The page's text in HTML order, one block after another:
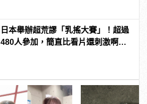
日本舉辦超荒謬「乳搖大賽」！超過
480人參加，簡直比看片還刺激啊！ |